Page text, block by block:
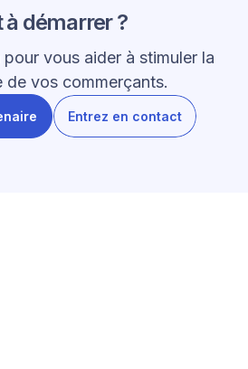
à démarrer ?
vous aider à stimuler la
de vos commerçants.
Entrez en contact